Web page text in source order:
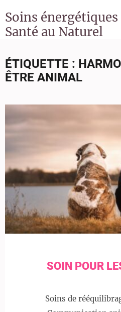
Soins
Santé au Naturel
ÉTIQUETTE :
ÊTRE ANIMAL
SOIN POUR
Soins de